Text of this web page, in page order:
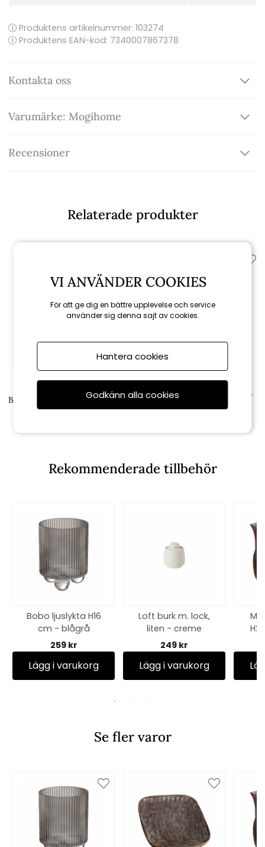
Produktens artikelnummer: 103274
Produktens EAN-kod: 7340007867378
Kontakta oss
Varumärke: Mogihome
Recensioner
Relaterade produkter
Mogihome
Bobo ljuslykta H16 cm - blågrå
Mogihome
Elvin ljuslykta stor, H16 cm -
Rekommenderade tillbehör
Bobo ljuslykta H16
cm - blågrå
259 kr
Lägg i varukorg
Loft burk m. lock,
liten - creme
249 kr
Lägg i varukorg
Se fler varor
VI ANVÄNDER COOKIES
För att ge dig en bättre upplevelse och service
använder sig denna sajt av cookies.
Hantera cookies
Godkänn alla cookies